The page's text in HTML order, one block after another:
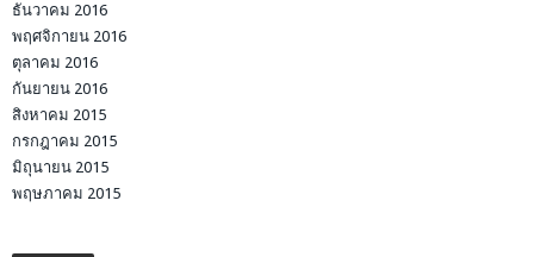
ธันวาคม 2016
พฤศจิกายน 2016
ตุลาคม 2016
กันยายน 2016
สิงหาคม 2015
กรกฎาคม 2015
มิถุนายน 2015
พฤษภาคม 2015